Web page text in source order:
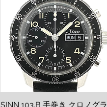
Quick View
SINN 103.B 手巻き クロノグラ